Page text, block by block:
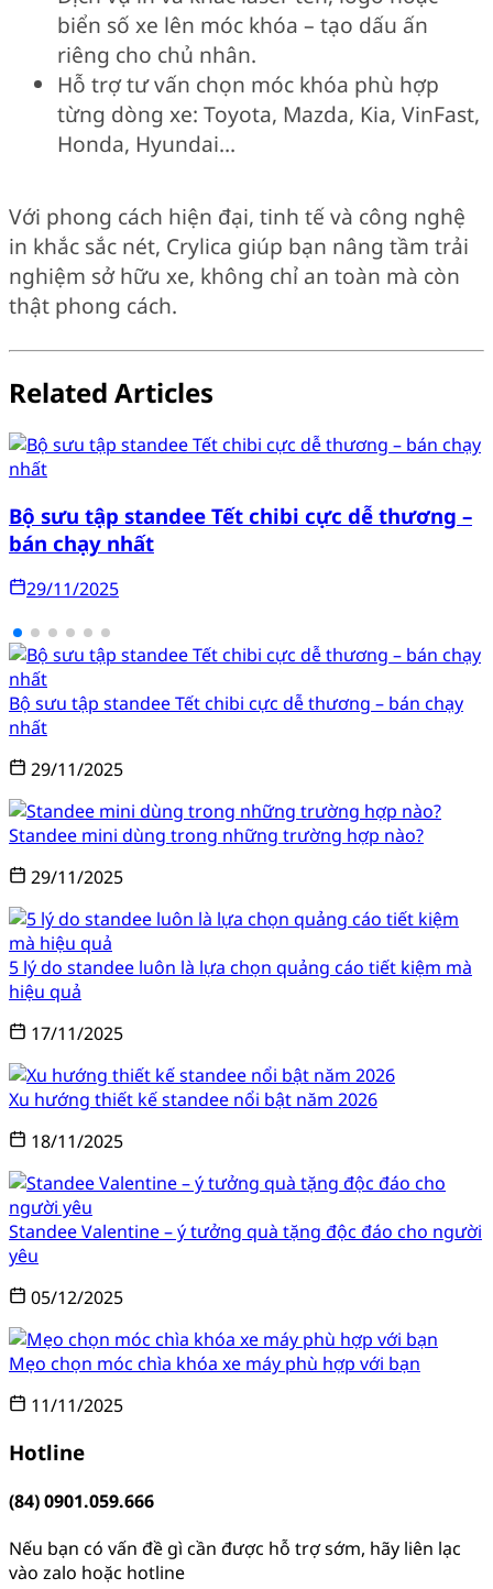
biển số xe lên móc khóa – tạo dấu ấn
riêng cho chủ nhân.
Hỗ trợ tư vấn chọn móc khóa phù hợp
từng dòng xe: Toyota, Mazda, Kia, VinFast,
Honda, Hyundai…
Với phong cách hiện đại, tinh tế và công nghệ
in khắc sắc nét, Crylica giúp bạn nâng tầm trải
nghiệm sở hữu xe, không chỉ an toàn mà còn
thật phong cách.
Related Articles
Bộ sưu tập standee Tết chibi cực dễ thương –
bán chạy nhất
29/11/2025
Bộ sưu tập standee Tết chibi cực dễ thương – bán chạy
nhất
29/11/2025
Standee mini dùng trong những trường hợp nào?
29/11/2025
5 lý do standee luôn là lựa chọn quảng cáo tiết kiệm mà
hiệu quả
17/11/2025
Xu hướng thiết kế standee nổi bật năm 2026
18/11/2025
Standee Valentine – ý tưởng quà tặng độc đáo cho người
yêu
05/12/2025
Mẹo chọn móc chìa khóa xe máy phù hợp với bạn
11/11/2025
Hotline
(84) 0901.059.666
Nếu bạn có vấn đề gì cần được hỗ trợ sớm, hãy liên lạc
vào zalo hoặc hotline